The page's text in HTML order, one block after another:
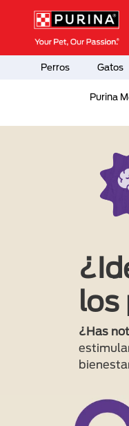
Pasar al contenido
Menú
Menú Principal
Perros Gatos
Purina
los
¿Has